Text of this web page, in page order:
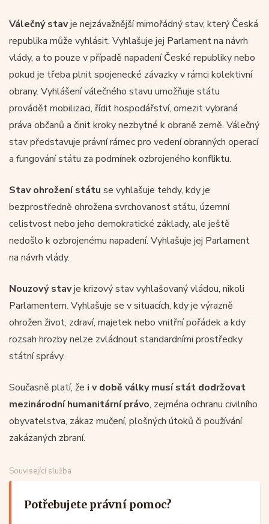
Válečný stavje nejzávažnější mimořádný stav, který Česká
republika může vyhlásit. Vyhlašuje jej Parlament na návrh
vlády, a to pouze v případě napadení České republiky nebo
pokud je třeba plnit spojenecké závazky v rámci kolektivní
obrany. Vyhlášení válečného stavu umožňuje státu
provádět mobilizaci, řídit hospodářství, omezit vybraná
práva občanů a činit kroky nezbytné k obraně země. Válečný
stav představuje právní rámec pro vedení obranných operací
a fungování státu za podmínek ozbrojeného konfliktu.
Stav ohrožení státu se vyhlašuje tehdy, kdy je
bezprostředně ohrožena svrchovanost státu, územní
celistvost nebo jeho demokratické základy, ale ještě
nedošlo k ozbrojenému napadení. Vyhlašuje jej Parlament
na návrh vlády.
Nouzový stavje krizový stav vyhlašovaný vládou, nikoli
Parlamentem. Vyhlašuje se v situacích, kdy je výrazně
ohrožen život, zdraví, majetek nebo vnitřní pořádek a kdy
rozsah hrozby nelze zvládnout standardními prostředky
státní správy.
Současně platí, že i v době války musí stát dodržovat
mezinárodní humanitární právo, zejména ochranu civilního
obyvatelstva, zákaz mučení, plošných útoků či používání
zakázaných zbraní.
Související služba
Potřebujete právní pomoc?